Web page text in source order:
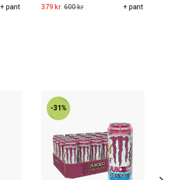
+ pant
379 kr 600 kr + pant
-31%